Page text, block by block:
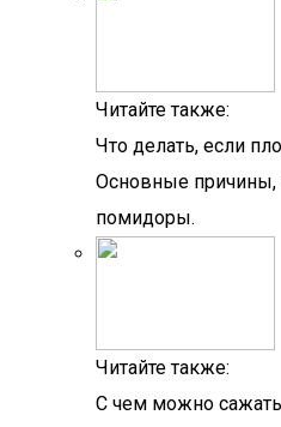
Читайте также:
Что делать, если
Основные причины,
помидоры.
Читайте также:
С чем можно